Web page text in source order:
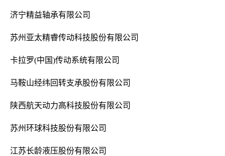
济宁精益轴承有限公司
苏州亚太精睿传动科技股份有限公司
卡拉罗(中国)传动系统有限公司
马鞍山经纬回转支承股份有限公司
陕西航天动力高科技股份有限公司
苏州环球科技股份有限公司
江苏长龄液压股份有限公司